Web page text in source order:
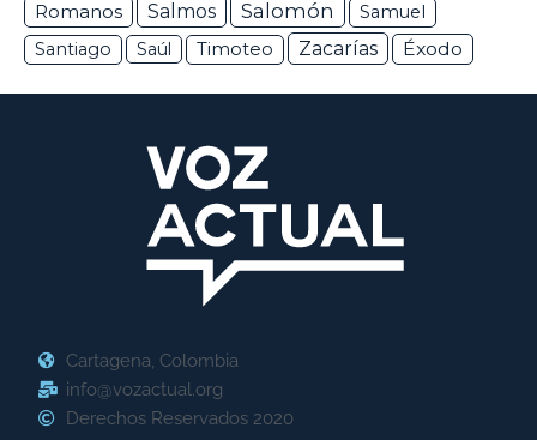
Romanos Salmos Salomón
Samuel
Santiago
Saúl Timoteo Zacarías Éxodo
Cartagena, Colombia
info@vozactual.org
Derechos Reservados 2020